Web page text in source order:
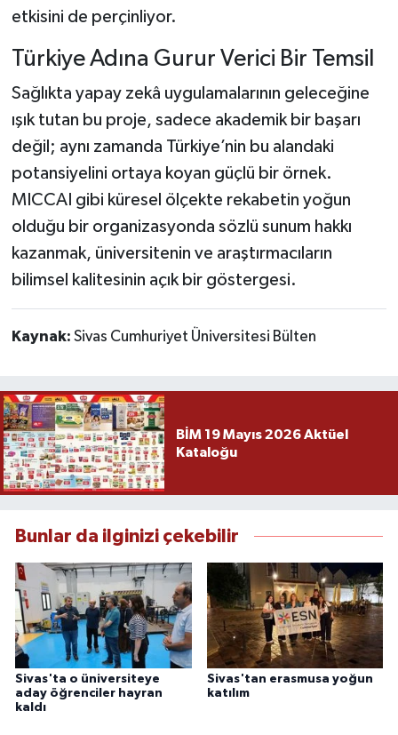
etkisini de perçinliyor.
Türkiye Adına Gurur Verici Bir Temsil
Sağlıkta yapay zekâ uygulamalarının geleceğine
ışık tutan bu proje, sadece akademik bir başarı
değil; aynı zamanda Türkiye’nin bu alandaki
potansiyelini ortaya koyan güçlü bir örnek.
MICCAI gibi küresel ölçekte rekabetin yoğun
olduğu bir organizasyonda sözlü sunum hakkı
kazanmak, üniversitenin ve araştırmacıların
bilimsel kalitesinin açık bir göstergesi.
Kaynak: Sivas Cumhuriyet Üniversitesi Bülten
BİM 19 Mayıs 2026 Aktüel
Kataloğu
Bunlar da ilginizi çekebilir
Sivas'ta o üniversiteye
aday öğrenciler hayran
kaldı
Sivas'tan erasmusa yoğun
katılım